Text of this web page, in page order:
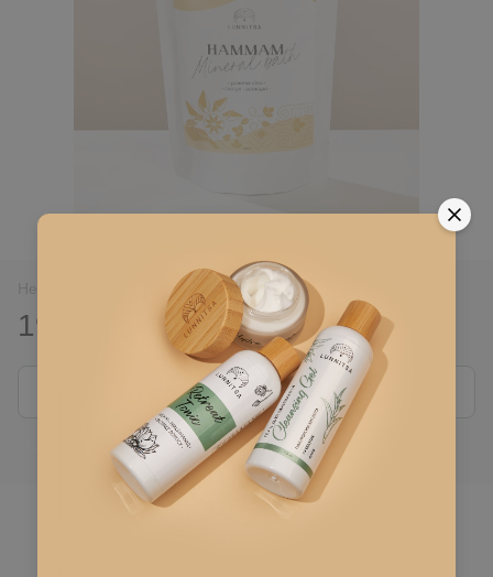
195 грн
Сообщить, когда появится
для отображения накопительной скидки
В избранное